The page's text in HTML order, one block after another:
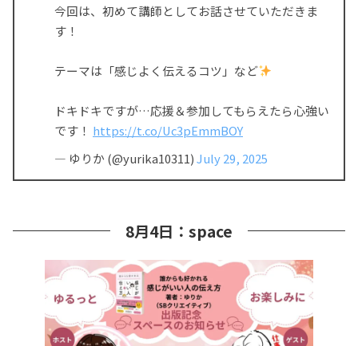
今回は、初めて講師としてお話させていただきま
す！
テーマは「感じよく伝えるコツ」など
ドキドキですが…応援＆参加してもらえたら心強い
です！ https://t.co/Uc3pEmmBOY
— ゆりか (@yurika10311)July 29, 2025
8月4日：space